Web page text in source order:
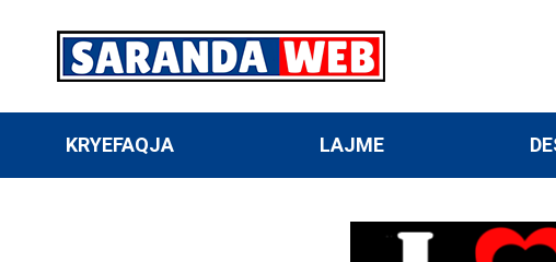
KRYEFAQJA LAJME